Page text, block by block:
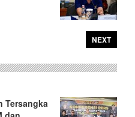
NEXT
Tersangka